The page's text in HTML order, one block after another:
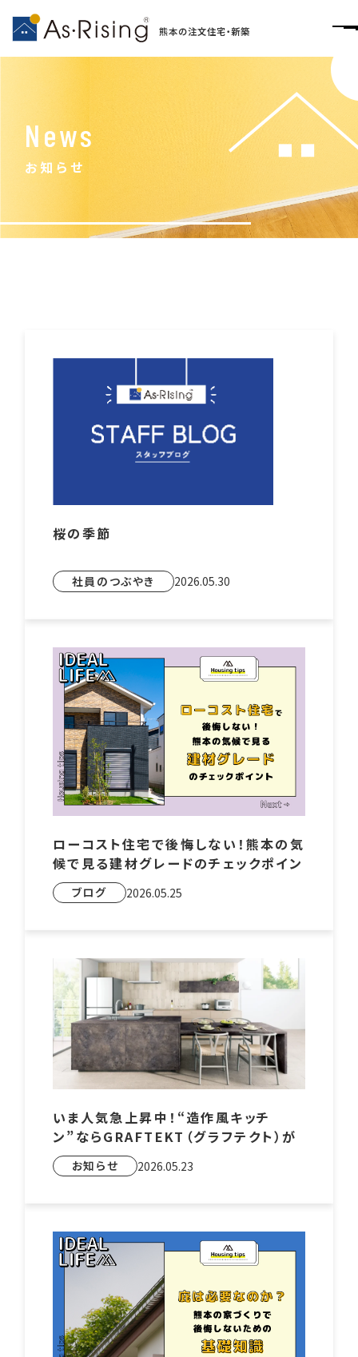
熊本の注文住宅・新築
News
お知らせ
桜の季節
社員のつぶやき 2026.05.30
ローコスト住宅で後悔しない！熊本の気
候で見る建材グレードのチェックポイン
ト
ブログ 2026.05.25
いま人気急上昇中！“造作風キッチ
ン”ならGRAFTEKT（グラフテクト）が
おすすめです
お知らせ 2026.05.23